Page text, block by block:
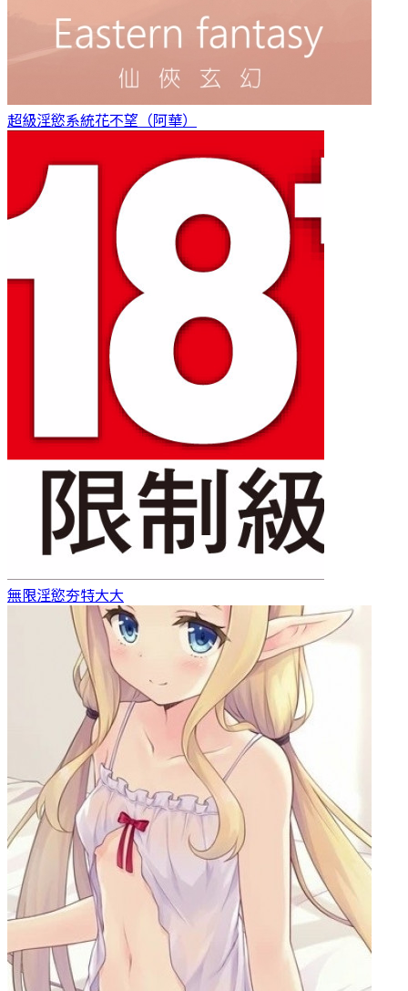
超級淫慾系統花不望（阿華）
無限淫慾夯特大大